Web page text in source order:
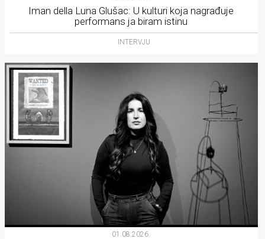
Iman della Luna Glušac: U kulturi koja nagrađuje
performans ja biram istinu
INTERVJU
01.08.2026.